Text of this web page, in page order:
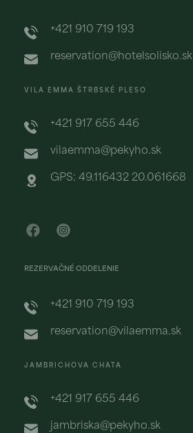
+421 910 719 193
reservation@hotelsolisko.sk
VILA EMMA ŠTRBSKÉ PLESO
+421 917 655 446
vilaemma@pekyho.sk
GPS: 49.116432 20.061668
REZERVAČNÉ ODDELENIE
+421 910 719 193
reservation@vilaemma.sk
JAMBRICHOVA CHATA
+421 917 655 446
jambriska@pekyho.sk